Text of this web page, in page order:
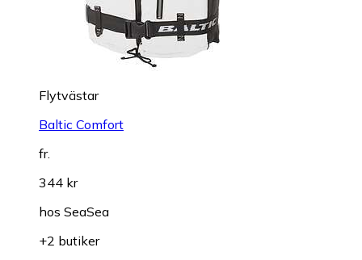
Flytvästar
Baltic Comfort
fr.
344 kr
hos SeaSea
+2 butiker